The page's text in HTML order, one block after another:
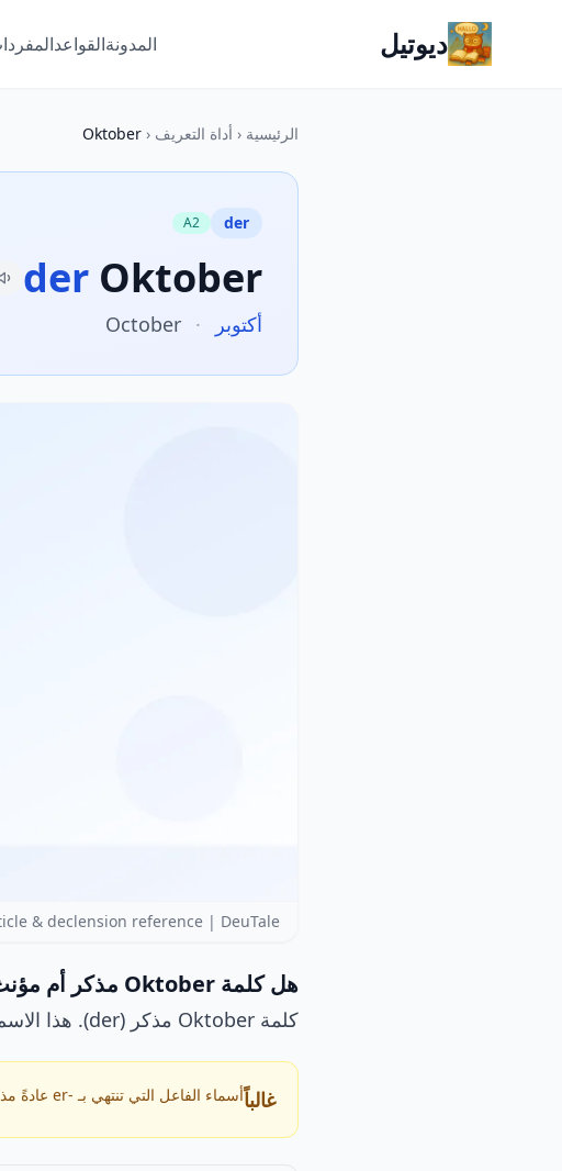
ديوتيل المدونةالقواعد
الرئيسية ‹ أداة التعريف ‹
Oktober
der
A2
der Oktober
أكتوبر ·
October
& declension reference | DeuTale
هل كلمة Oktober مذكر أم مؤنث أم محايد؟
كلمة Oktober مذكر (der). هذا الاسم ليس له صيغة جمع.
غالباًأسماء الفاعل التي تنتهي بـ -er عادةً مذكرة.